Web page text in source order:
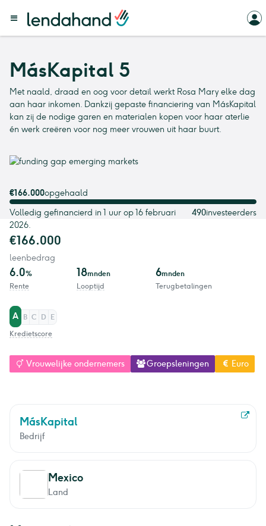
MásKapital 5
Met naald, draad en oog voor detail werkt Rosa Mary elke dag
aan haar inkomen. Dankzij gepaste financiering van MásKapital
kan zij de nodige garen en materialen kopen voor haar aterlie
én werk creëren voor nog meer vrouwen uit haar buurt.
MásKapital
Bedrijf
Mexico
Land
€166.000opgehaald
Volledig gefinancierd in 1 uur op 16 februari
2026.
490investeerders
€166.000
leenbedrag
6.0%
Rente
18mnden
Looptijd
6mnden
Terugbetalingen
A B C D
E
Kredietscore
Vrouwelijke ondernemers Groepsleningen Euro